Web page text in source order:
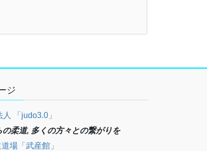
ジ
人 「judo3.0」
の柔道, 多くの方々との繋がりを
場「武産館」